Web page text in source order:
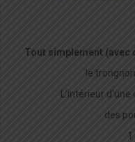
Tout simplement
le
L’intérieur
des